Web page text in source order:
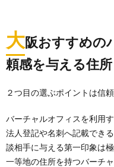
大阪おすすめの
頼感を与える住所
２つ目の選ぶポイントは信
バーチャルオフィスを利用
法人登記や名刺へ記載でき
談相手に与える第一印象は
一等地の住所を持つバーチ